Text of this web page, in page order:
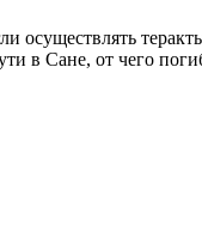
осуществлять
в Сане, от чего